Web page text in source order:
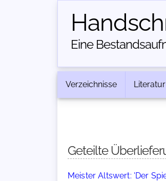
Eine
Verzeichnisse Literatur
Geteilte
Meister Altswert: 'Der